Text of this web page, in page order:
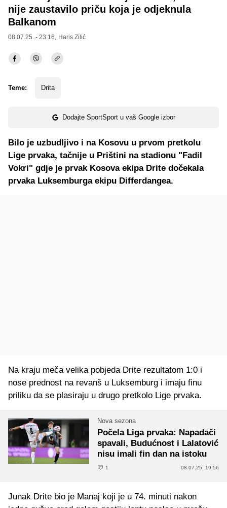
nije zaustavilo priču koja je odjeknula
Balkanom
08.07.25. - 23:16, Haris Zilić
Teme: Drita
Dodajte SportSport u vaš Google izbor
Bilo je uzbudljivo i na Kosovu u prvom pretkolu
Lige prvaka, tačnije u Prištini na stadionu "Fadil
Vokri" gdje je prvak Kosova ekipa Drite dočekala
prvaka Luksemburga ekipu Differdangea.
Na kraju meča velika pobjeda Drite rezultatom 1:0 i
nose prednost na revanš u Luksemburg i imaju finu
priliku da se plasiraju u drugo pretkolo Lige prvaka.
Nova sezona
Počela Liga prvaka: Napadači
spavali, Budućnost i Lalatović
nisu imali fin dan na istoku
1 08.07.25. 19:56
Junak Drite bio je Manaj koji je u 74. minuti nakon